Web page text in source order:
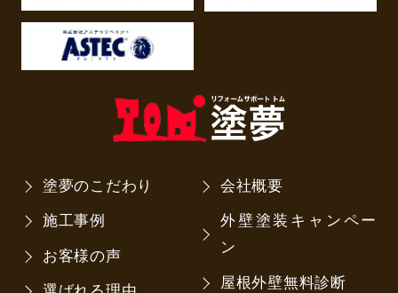
塗夢のこだわり
施工事例
お客様の声
会社概要
外壁塗装キャンペー
ン
屋根外壁無料診断